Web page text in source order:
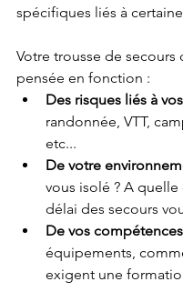
spécifiques liés à
Votre trousse de secours
pensée en fonction :
Des risques liés à
randonnée, VTT,
etc...
De votre
vous isolé ? A
délai des secours
De vos compétences
équipements,
exigent une